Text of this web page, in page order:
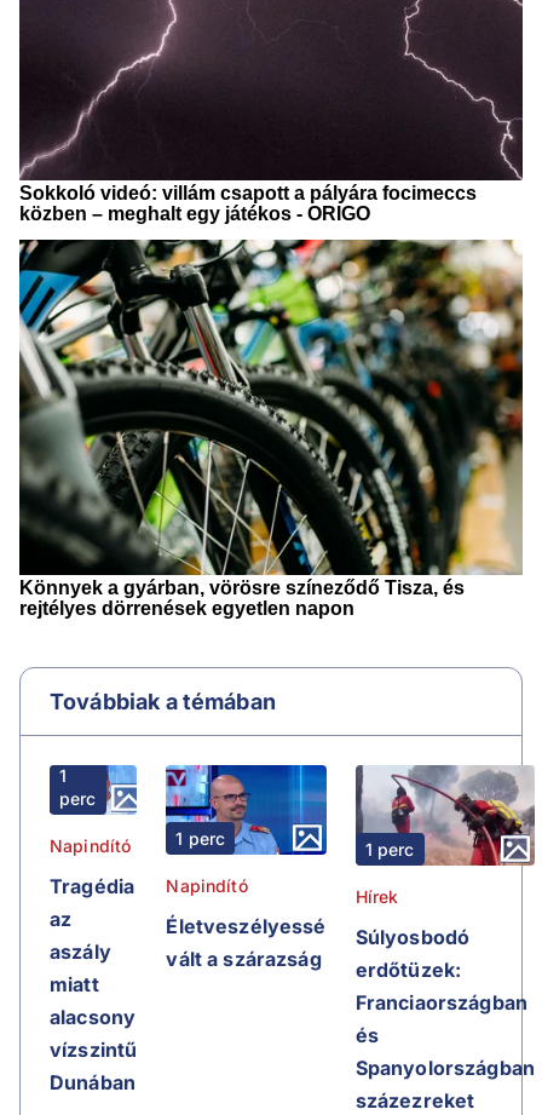
Továbbiak a témában
1
perc
Napindító
Tragédia
az
aszály
miatt
alacsony
vízszintű
Dunában
1 perc
Napindító
Életveszélyessé
vált a szárazság
1 perc
Hírek
Súlyosbodó
erdőtüzek:
Franciaországban
és
Spanyolországban
százezreket